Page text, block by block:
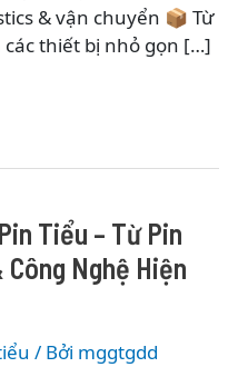
& vận chuyển 📦 Từ
thiết bị nhỏ gọn […]
Tiểu – Từ Pin
Nghệ Hiện
/ Bởi mggtgdd